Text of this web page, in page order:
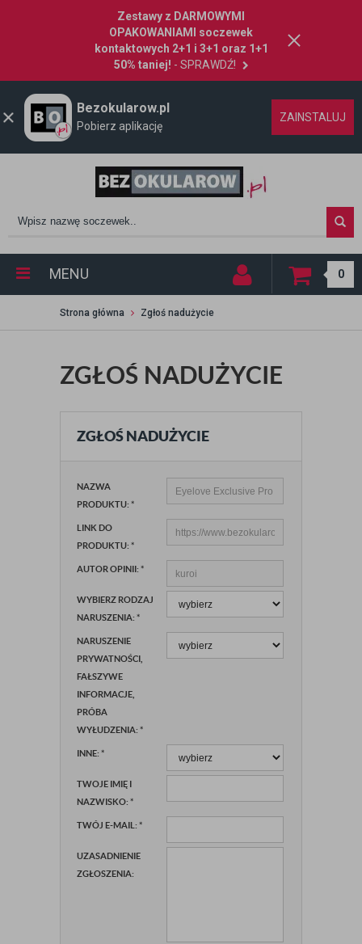
Zestawy z DARMOWYMI
OPAKOWANIAMI soczewek
kontaktowych 2+1 i 3+1 oraz 1+1
50% taniej! - SPRAWDŹ!
Bezokularow.pl
Pobierz aplikację
ZAINSTALUJ
MENU 0
Strona główna Zgłoś nadużycie
ZGŁOŚ NADUŻYCIE
ZGŁOŚ NADUŻYCIE
NAZWA
PRODUKTU: *
LINK DO
PRODUKTU: *
AUTOR OPINII: *
WYBIERZ RODZAJ
NARUSZENIA: *
NARUSZENIE
PRYWATNOŚCI,
FAŁSZYWE
INFORMACJE,
PRÓBA
WYŁUDZENIA: *
INNE: *
TWOJE IMIĘ I
NAZWISKO: *
TWÓJ E-MAIL: *
UZASADNIENIE
ZGŁOSZENIA: